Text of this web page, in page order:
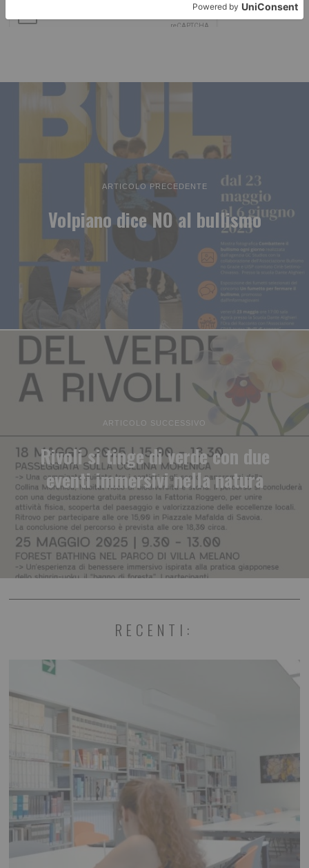
ARTICOLO PRECEDENTE
Volpiano dice NO al bullismo
ARTICOLO SUCCESSIVO
Rivoli si tinge di verde con due
eventi immersivi nella natura
RECENTI: